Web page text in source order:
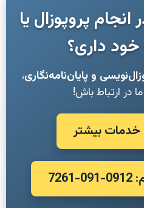
پروپوزال یا
خود داری؟
و پایان‌نامه‌نگاری،
در ارتباط باش!
بیشتر